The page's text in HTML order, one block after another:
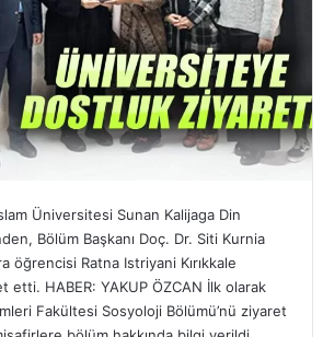
Üniversitesi Sunan Kalijaga Din
Bölüm Başkanı Doç. Dr. Siti Kurnia
öğrencisi Ratna Istriyani Kırıkkale
etti. HABER: YAKUP ÖZCAN İlk olarak
Fakültesi Sosyoloji Bölümü’nü ziyaret